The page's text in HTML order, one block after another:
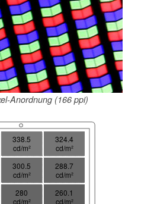
Anordnung (166 ppi)
338.5
cd/m²
324.4
cd/m²
300.5
cd/m²
288.7
cd/m²
280
cd/m²
260.1
cd/m²